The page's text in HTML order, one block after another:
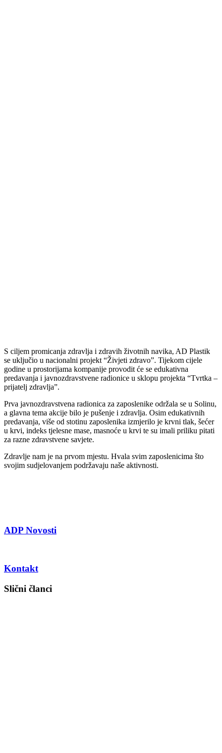
S ciljem promicanja zdravlja i zdravih životnih navika, AD Plastik
se uključio u nacionalni projekt “Živjeti zdravo”. Tijekom cijele
godine u prostorijama kompanije provodit će se edukativna
predavanja i javnozdravstvene radionice u sklopu projekta “Tvrtka –
prijatelj zdravlja”.
Prva javnozdravstvena radionica za zaposlenike održala se u Solinu,
a glavna tema akcije bilo je pušenje i zdravlja. Osim edukativnih
predavanja, više od stotinu zaposlenika izmjerilo je krvni tlak, šećer
u krvi, indeks tjelesne mase, masnoće u krvi te su imali priliku pitati
za razne zdravstvene savjete.
Zdravlje nam je na prvom mjestu. Hvala svim zaposlenicima što
svojim sudjelovanjem podržavaju naše aktivnosti.
ADP Novosti
Kontakt
Slični članci